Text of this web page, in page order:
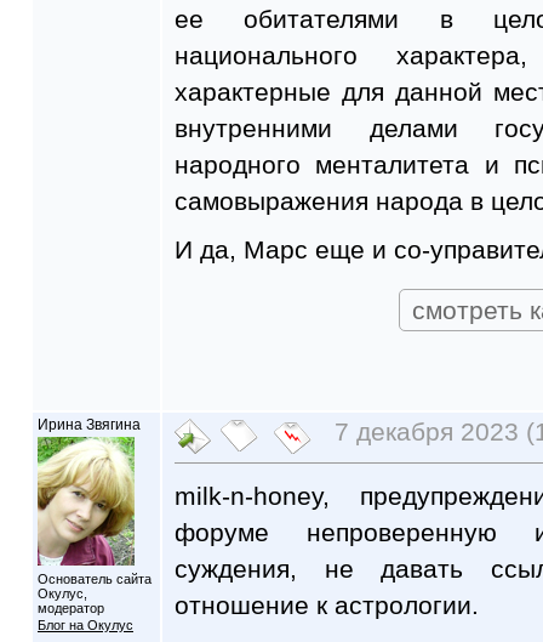
ее обитателями в
национального
характерные для данной
внутренними делами
народного менталитета и
самовыражения народа в
И да, Марс еще и со-
смотреть
Ирина Звягина
Основатель сайта
Окулус,
модератор
Блог на Окулус
7 декабря 2023
milk-n-honey,
форуме непроверенную
суждения, не давать
отношение к астрологии.